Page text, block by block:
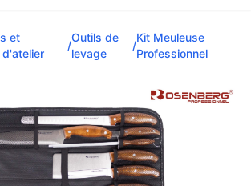
et
/
Outils de
levage
/
Kit Meuleuse
Professionnel